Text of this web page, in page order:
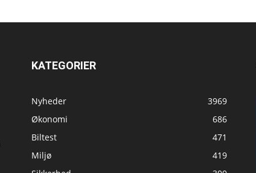
KATEGORIER
Nyheder
3969
Økonomi
686
Biltest
471
Miljø
419